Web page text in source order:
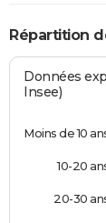
Répartition
Données
Insee)
Moins de 10
10-20
20-30